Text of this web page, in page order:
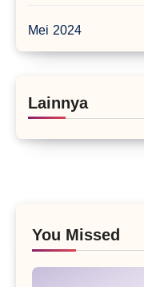
Mei 2024
Lainnya
You Missed